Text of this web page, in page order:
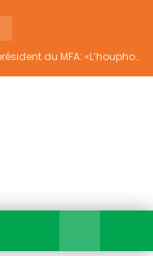
Fête de l’indépendance / Yaya Fofana, président du MFA: «L’houphouëtisme véritable ne divise pas»